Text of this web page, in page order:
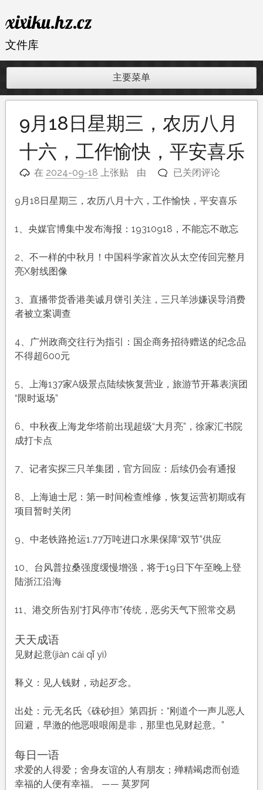
至
内
xixiku.hz.cz
文件库
主要菜单
9月18日星期三，农历八月
十六，工作愉快，平安喜乐
在 2024-09-18 上张贴 由
9
18
星
三，
八
六，
愉
安
已关闭评论
9月18日星期三，农历八月十六，工作愉快，平安喜乐
1、央媒官博集中发布海报：19310918，不能忘不敢忘
2、不一样的中秋月！中国科学家首次从太空传回完整月
亮X射线图像
3、直播带货香港美诚月饼引关注，三只羊涉嫌误导消费
者被立案调查
4、广州政商交往行为指引：国企商务招待赠送的纪念品
不得超600元
5、上海137家A级景点陆续恢复营业，旅游节开幕表演团
“限时返场”
6、中秋夜上海龙华塔前出现超级“大月亮”，徐家汇书院
成打卡点
7、记者实探三只羊集团，官方回应：后续仍会有通报
8、上海迪士尼：第一时间检查维修，恢复运营初期或有
项目暂时关闭
9、中老铁路抢运1.77万吨进口水果保障“双节”供应
10、台风普拉桑强度缓慢增强，将于19日下午至晚上登
陆浙江沿海
11、港交所告别“打风停市”传统，恶劣天气下照常交易
天天成语
见财起意(jiàn cái qǐ yì)
释义：见人钱财，动起歹念。
出处：元·无名氏《硃砂担》第四折：“刚道个一声儿恶人
回避，早激的他恶哏哏闹是非，那里也见财起意。”
每日一语
求爱的人得爱；舍身友谊的人有朋友；殚精竭虑而创造
幸福的人便有幸福。 —— 莫罗阿